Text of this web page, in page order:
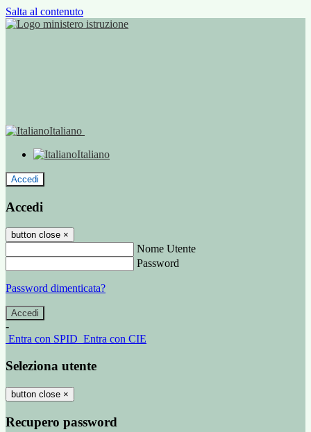
Salta al contenuto
Italiano
Italiano
Accedi
Accedi
button close ×
Nome Utente
Password
Password dimenticata?
-
Entra con SPID Entra con CIE
Seleziona utente
button close ×
Recupero password